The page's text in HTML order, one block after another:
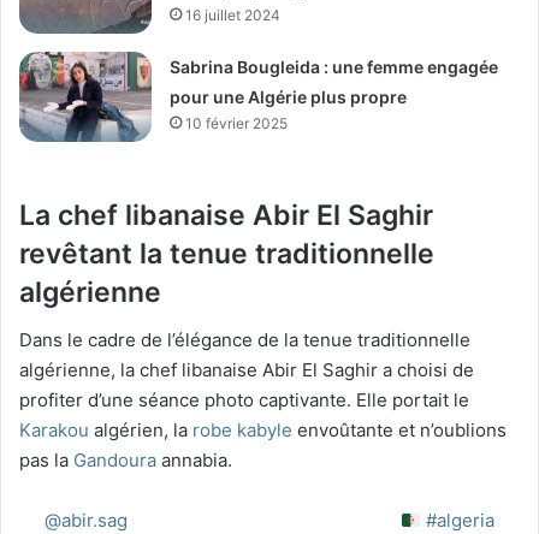
16 juillet 2024
Sabrina Bougleida : une femme engagée
pour une Algérie plus propre
10 février 2025
La chef libanaise Abir El Saghir
revêtant la tenue traditionnelle
algérienne
Dans le cadre de l’élégance de la tenue traditionnelle
algérienne, la chef libanaise Abir El Saghir a choisi de
profiter d’une séance photo captivante. Elle portait le
Karakou algérien, la robe kabyle envoûtante et n’oublions
pas la Gandoura annabia.
@abir.sag
#algeria